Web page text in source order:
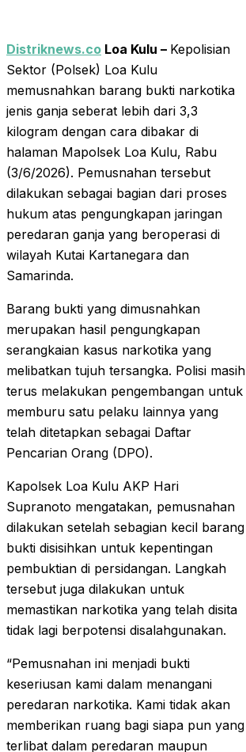
Distriknews.co Loa Kulu – Kepolisian
Sektor (Polsek) Loa Kulu
memusnahkan barang bukti narkotika
jenis ganja seberat lebih dari 3,3
kilogram dengan cara dibakar di
halaman Mapolsek Loa Kulu, Rabu
(3/6/2026). Pemusnahan tersebut
dilakukan sebagai bagian dari proses
hukum atas pengungkapan jaringan
peredaran ganja yang beroperasi di
wilayah Kutai Kartanegara dan
Samarinda.
Barang bukti yang dimusnahkan
merupakan hasil pengungkapan
serangkaian kasus narkotika yang
melibatkan tujuh tersangka. Polisi masih
terus melakukan pengembangan untuk
memburu satu pelaku lainnya yang
telah ditetapkan sebagai Daftar
Pencarian Orang (DPO).
Kapolsek Loa Kulu AKP Hari
Supranoto mengatakan, pemusnahan
dilakukan setelah sebagian kecil barang
bukti disisihkan untuk kepentingan
pembuktian di persidangan. Langkah
tersebut juga dilakukan untuk
memastikan narkotika yang telah disita
tidak lagi berpotensi disalahgunakan.
“Pemusnahan ini menjadi bukti
keseriusan kami dalam menangani
peredaran narkotika. Kami tidak akan
memberikan ruang bagi siapa pun yang
terlibat dalam peredaran maupun